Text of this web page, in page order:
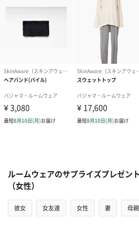
ルームウェアのサプライズプレゼン
（女性）
彼女 女友達 女性 妻 母親